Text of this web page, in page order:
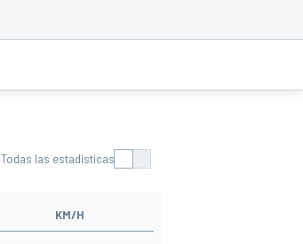
Todas las estadísticas
KM/H